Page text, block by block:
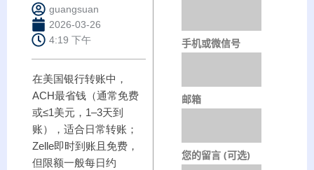
guangsuan
2026-03-26
4:19 下午
在美国银行转账中，
ACH最省钱（通常免费
或≤1美元，1–3天到
账），适合日常转账；
Zelle即时到账且免费，
但限额一般每日约
手机或微信号
邮箱
您的留言 (可选)